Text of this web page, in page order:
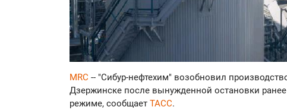
MRC -- "Сибур-нефтехим" возобновил
Дзержинске после вынужденной остановки
режиме, сообщает ТАСС.